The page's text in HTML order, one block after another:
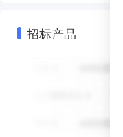
招标产品